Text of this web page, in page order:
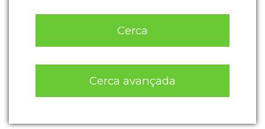
Cerca
Cerca avançada